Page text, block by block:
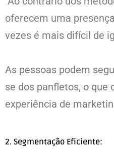
oferecem uma
vezes é mais difícil de
As pessoas podem
se dos panfletos, o que
experiência de
2. Segmentação Eficiente: